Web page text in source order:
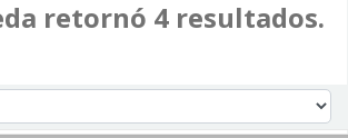
retornó 4 resultados.